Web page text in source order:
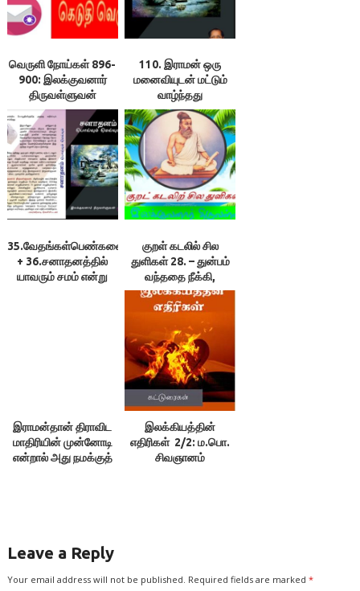
வெருளி நோய்கள் 896-
900: இலக்குவனார்
திருவள்ளுவன்
110. இராமன் ஒரு
மனைவியுடன் மட்டும்
வாழ்ந்தது
சனாதனத்தின் சிறப்பா?
– இலக்குவனார்
திருவள்ளுவன்
35.வேதங்கள்பெண்களைப்போற்றுகின்றனஅல்லவா?
+ 36.சனாதனத்தில்
யாவரும் சமம் என்று
குறள் கடலில் சில
துளிகள் 28. – துன்பம்
வந்ததை நீக்கி,
வருவதிலிருந்து
காப்போரைத்
துணையாகக் கொள்க!
– இலக்குவனார்
திருவள்ளுவன்
இராமன்தான் திராவிட
மாதிரியின் முன்னோடி
என்றால் அது நமக்குத்
இலக்கியத்தின்
எதிரிகள் 2/2: ம.பொ.
சிவஞானம்
Leave a Reply
Your email address will not be published. Required fields are marked *